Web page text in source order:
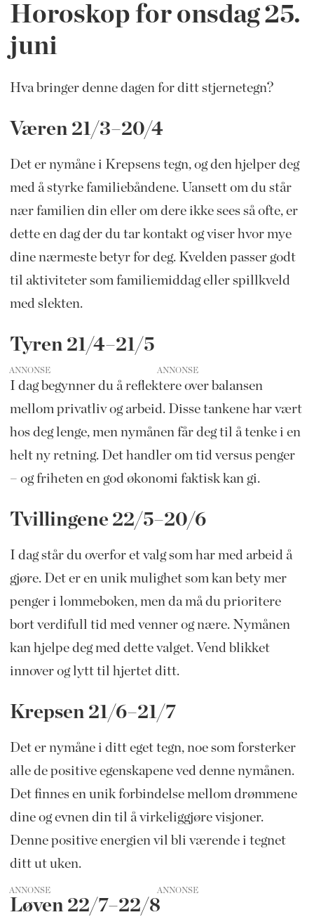
Horoskop for onsdag 25.
juni
Hva bringer denne dagen for ditt stjernetegn?
Væren 21/3–20/4
Det er nymåne i Krepsens tegn, og den hjelper deg
med å styrke familiebåndene. Uansett om du står
nær familien din eller om dere ikke sees så ofte, er
dette en dag der du tar kontakt og viser hvor mye
dine nærmeste betyr for deg. Kvelden passer godt
til aktiviteter som familiemiddag eller spillkveld
med slekten.
Tyren 21/4–21/5
ANNONSE
I dag begynner du å reflektere over balansen
mellom privatliv og arbeid. Disse tankene har vært
hos deg lenge, men nymånen får deg til å tenke i en
helt ny retning. Det handler om tid versus penger
– og friheten en god økonomi faktisk kan gi.
Tvillingene 22/5–20/6
I dag står du overfor et valg som har med arbeid å
gjøre. Det er en unik mulighet som kan bety mer
penger i lommeboken, men da må du prioritere
bort verdifull tid med venner og nære. Nymånen
kan hjelpe deg med dette valget. Vend blikket
innover og lytt til hjertet ditt.
Krepsen 21/6–21/7
Det er nymåne i ditt eget tegn, noe som forsterker
alle de positive egenskapene ved denne nymånen.
Det finnes en unik forbindelse mellom drømmene
dine og evnen din til å virkeliggjøre visjoner.
Denne positive energien vil bli værende i tegnet
ditt ut uken.
ANNONSE
Løven 22/7–22/8